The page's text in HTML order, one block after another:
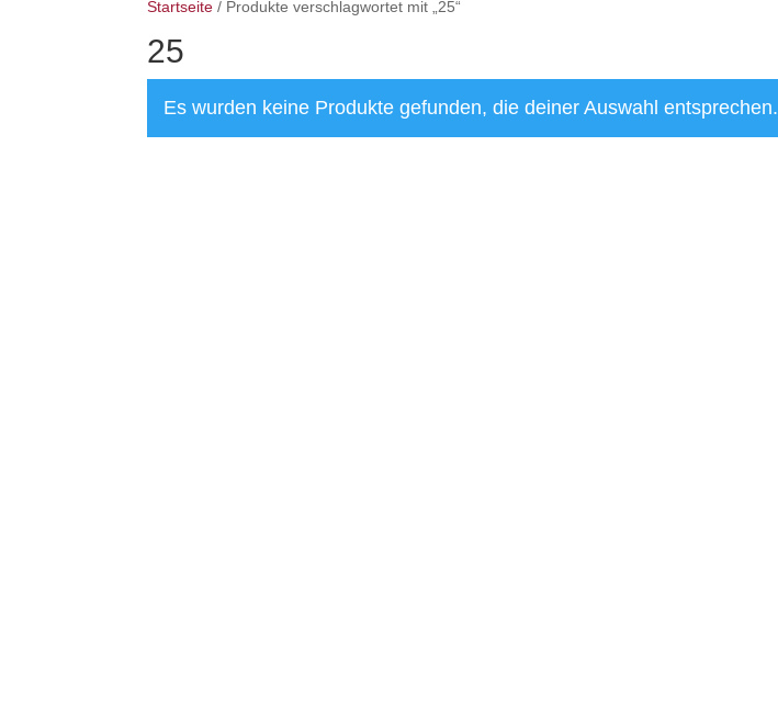
Startseite / Produkte verschlagwortet mit „25“
25
Es wurden keine Produkte gefunden, die deiner Auswahl entsprechen.